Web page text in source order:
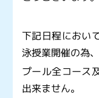
下記日程におい
泳授業開催の為、
プール全コース
出来ません。